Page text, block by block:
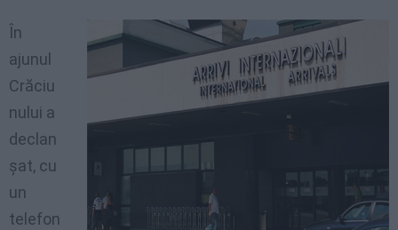
În
ajunul
Crăciu
nului a
declan
şat, cu
un
telefon